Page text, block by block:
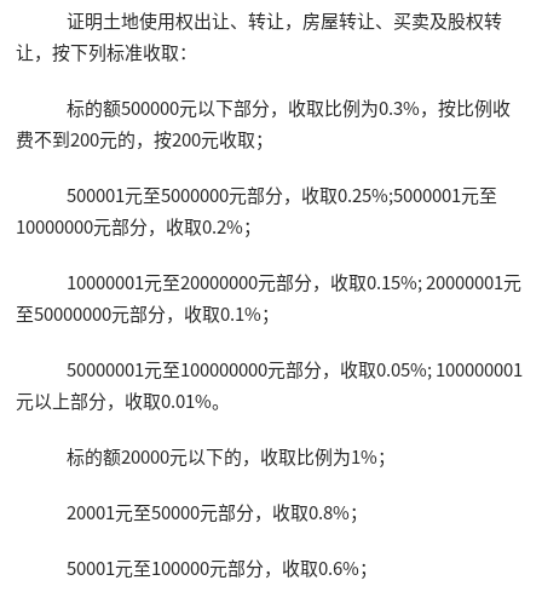
证明土地使用权出让、转让，房屋转让、买卖及股权转
让，按下列标准收取：
标的额500000元以下部分，收取比例为0.3%，按比例收
费不到200元的，按200元收取；
500001元至5000000元部分，收取0.25%;5000001元至
10000000元部分，收取0.2%；
10000001元至20000000元部分，收取0.15%; 20000001元
至50000000元部分，收取0.1%；
50000001元至100000000元部分，收取0.05%; 100000001
元以上部分，收取0.01%。
标的额20000元以下的，收取比例为1%；
20001元至50000元部分，收取0.8%；
50001元至100000元部分，收取0.6%；